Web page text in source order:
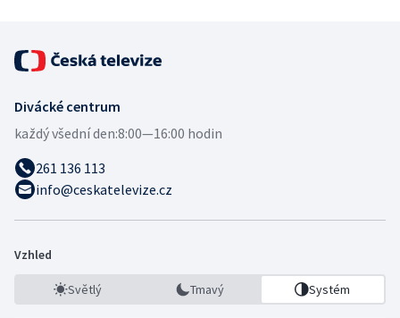
Divácké centrum
každý všední den:8:00—16:00 hodin
261 136 113
info@ceskatelevize.cz
Vzhled
Světlý Tmavý Systém